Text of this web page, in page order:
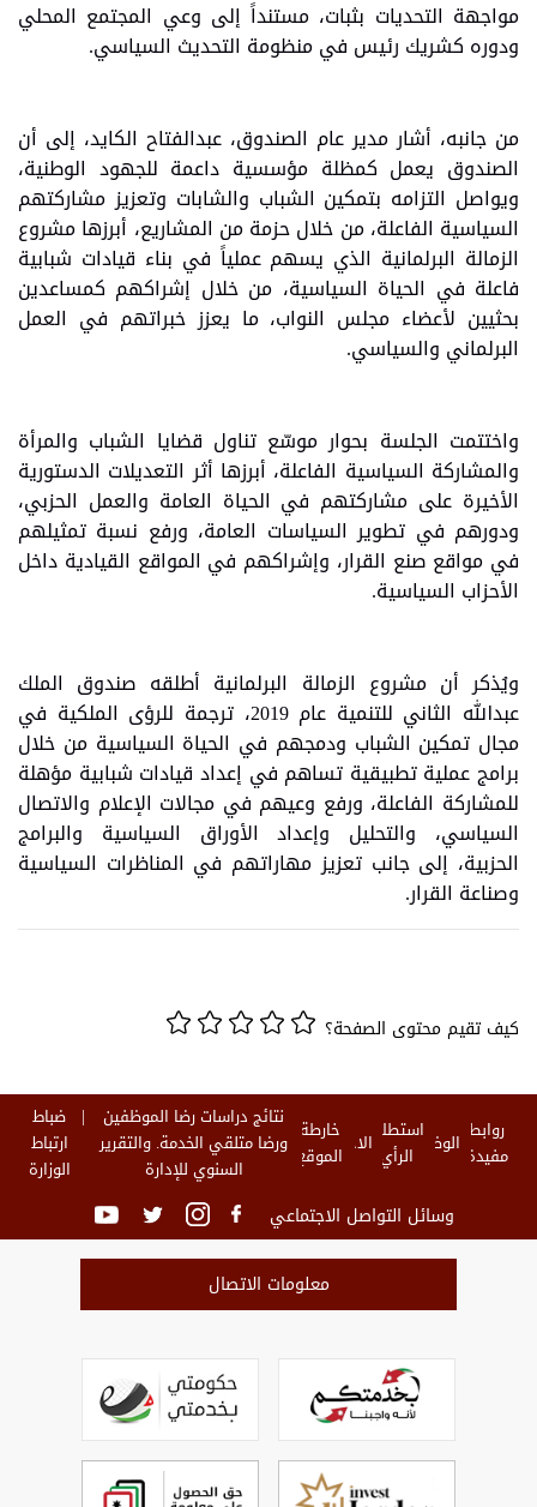
مواجهة التحديات بثبات، مستنداً إلى وعي المجتمع المحلي
ودوره كشريك رئيس في منظومة التحديث السياسي.
من جانبه، أشار مدير عام الصندوق، عبدالفتاح الكايد، إلى أن
الصندوق يعمل كمظلة مؤسسية داعمة للجهود الوطنية،
ويواصل التزامه بتمكين الشباب والشابات وتعزيز مشاركتهم
السياسية الفاعلة، من خلال حزمة من المشاريع، أبرزها مشروع
الزمالة البرلمانية الذي يسهم عملياً في بناء قيادات شبابية
فاعلة في الحياة السياسية، من خلال إشراكهم كمساعدين
بحثيين لأعضاء مجلس النواب، ما يعزز خبراتهم في العمل
البرلماني والسياسي.
واختتمت الجلسة بحوار موسّع تناول قضايا الشباب والمرأة
والمشاركة السياسية الفاعلة، أبرزها أثر التعديلات الدستورية
الأخيرة على مشاركتهم في الحياة العامة والعمل الحزبي،
ودورهم في تطوير السياسات العامة، ورفع نسبة تمثيلهم
في مواقع صنع القرار، وإشراكهم في المواقع القيادية داخل
الأحزاب السياسية.
ويُذكر أن مشروع الزمالة البرلمانية أطلقه صندوق الملك
عبدالله الثاني للتنمية عام 2019، ترجمة للرؤى الملكية في
مجال تمكين الشباب ودمجهم في الحياة السياسية من خلال
برامج عملية تطبيقية تساهم في إعداد قيادات شبابية مؤهلة
للمشاركة الفاعلة، ورفع وعيهم في مجالات الإعلام والاتصال
السياسي، والتحليل وإعداد الأوراق السياسية والبرامج
الحزبية، إلى جانب تعزيز مهاراتهم في المناظرات السياسية
وصناعة القرار.
كيف تقيم محتوى الصفحة؟
روابط
مفيدة الوظائفاستطلاع
الرأي الاخبارخارطة
الموقع
نتائج دراسات رضا الموظفين
ورضا متلقي الخدمة. والتقرير
السنوي للإدارة
ضباط
ارتباط
الوزارة
وسائل التواصل الاجتماعي
معلومات الاتصال